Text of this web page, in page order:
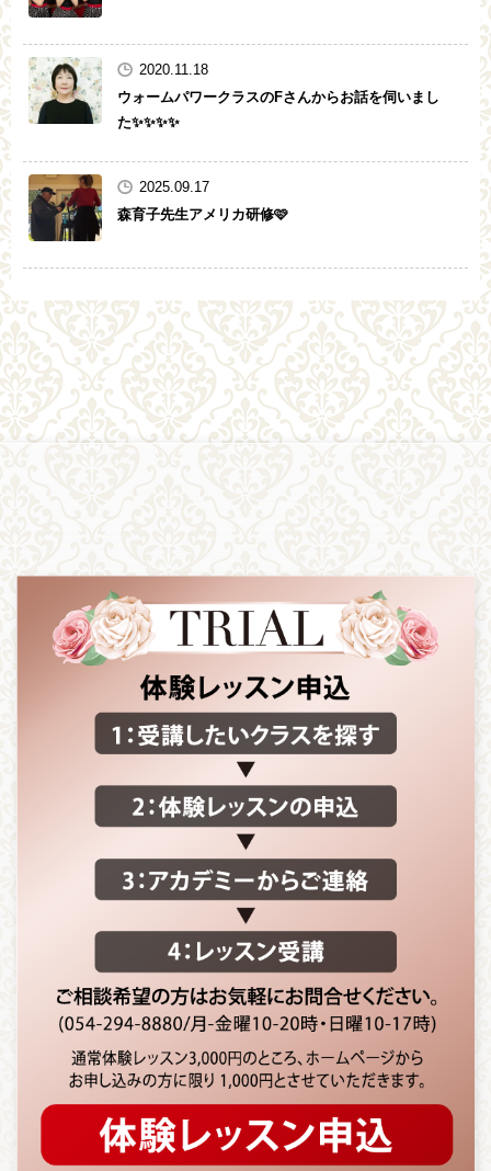
2020.11.18
ウォームパワークラスのFさんからお話を伺いまし
た✨✨✨✨
2025.09.17
森育子先生アメリカ研修🩷